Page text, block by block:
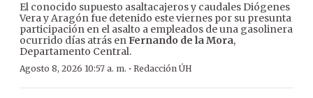
El conocido supuesto asaltacajeros y caudales Diógenes
Vera y Aragón fue detenido este viernes por su presunta
participación en el asalto a empleados de una gasolinera
ocurrido días atrás enFernando de la Mora,
Departamento Central.
Agosto 8, 2026 10:57 a. m. · Redacción ÚH